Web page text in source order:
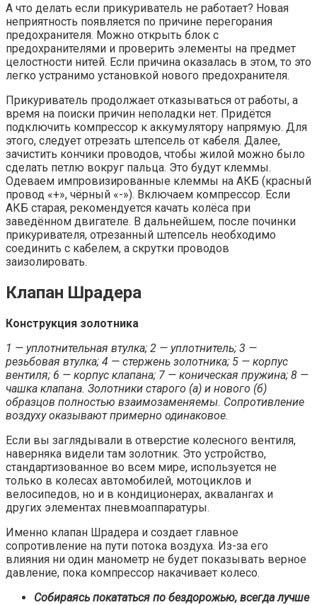
А что делать если прикуриватель не работает? Новая
неприятность появляется по причине перегорания
предохранителя. Можно открыть блок с
предохранителями и проверить элементы на предмет
целостности нитей. Если причина оказалась в этом, то это
легко устранимо установкой нового предохранителя.
Прикуриватель продолжает отказываться от работы, а
время на поиски причин неполадки нет. Придётся
подключить компрессор к аккумулятору напрямую. Для
этого, следует отрезать штепсель от кабеля. Далее,
зачистить кончики проводов, чтобы жилой можно было
сделать петлю вокруг пальца. Это будут клеммы.
Одеваем импровизированные клеммы на АКБ (красный
провод «+», чёрный «-»). Включаем компрессор. Если
АКБ старая, рекомендуется качать колёса при
заведённом двигателе. В дальнейшем, после починки
прикуривателя, отрезанный штепсель необходимо
соединить с кабелем, а скрутки проводов
заизолировать.
Клапан Шрадера
Конструкция золотника
1 — уплотнительная втулка; 2 — уплотнитель; 3 —
резьбовая втулка; 4 — стержень золотника; 5 — корпус
вентиля; 6 — корпус клапана; 7 — коническая пружина; 8 —
чашка клапана. Золотники старого (а) и нового (б)
образцов полностью взаимозаменя­емы. Сопротивление
воздуху оказывают примерно одинаковое.
Если вы заглядывали в отверстие колесного вентиля,
наверняка видели там золотник. Это устройство,
стандартизованное во всем мире, используется не
только в колесах автомобилей, мото­циклов и
велосипедов, но и в кондиционерах, аквалангах и
других элементах пневмоаппаратуры.
Именно клапан Шрадера и создает главное
сопротивление на пути потока воздуха. Из-за его
влияния ни один манометр не будет показывать верное
давление, пока компрессор накачивает колесо.
Собираясь покататься по бездорожью, всегда лучше